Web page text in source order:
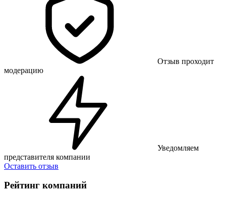
Отзыв проходит
модерацию
Уведомляем
представителя компании
Оставить отзыв
Рейтинг компаний